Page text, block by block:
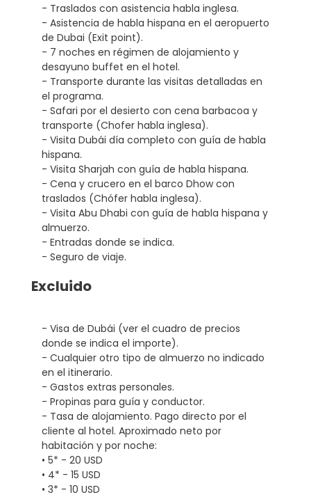
- Traslados con asistencia habla inglesa.
- Asistencia de habla hispana en el aeropuerto
de Dubai (Exit point).
- 7 noches en régimen de alojamiento y
desayuno buffet en el hotel.
- Transporte durante las visitas detalladas en
el programa.
- Safari por el desierto con cena barbacoa y
transporte (Chofer habla inglesa).
- Visita Dubái día completo con guía de habla
hispana.
- Visita Sharjah con guía de habla hispana.
- Cena y crucero en el barco Dhow con
traslados (Chófer habla inglesa).
- Visita Abu Dhabi con guía de habla hispana y
almuerzo.
- Entradas donde se indica.
- Seguro de viaje.
Excluido
- Visa de Dubái (ver el cuadro de precios
donde se indica el importe).
- Cualquier otro tipo de almuerzo no indicado
en el itinerario.
- Gastos extras personales.
- Propinas para guía y conductor.
- Tasa de alojamiento. Pago directo por el
cliente al hotel. Aproximado neto por
habitación y por noche:
• 5* - 20 USD
• 4* - 15 USD
• 3* - 10 USD